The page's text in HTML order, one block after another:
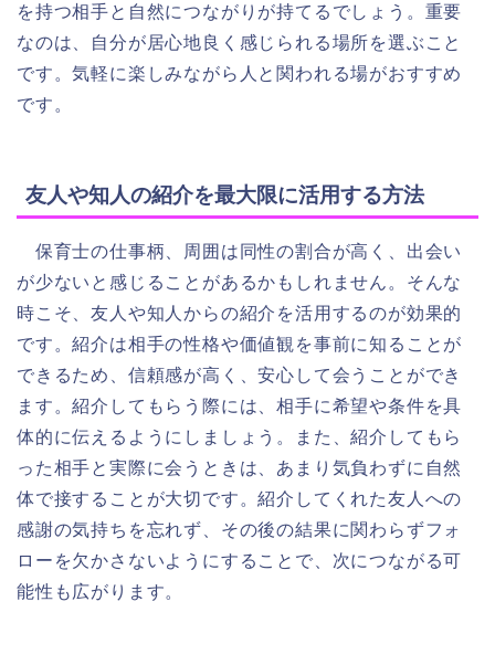
を持つ相手と自然につながりが持てるでしょう。重要
なのは、自分が居心地良く感じられる場所を選ぶこと
です。気軽に楽しみながら人と関われる場がおすすめ
です。
友人や知人の紹介を最大限に活用する方法
保育士の仕事柄、周囲は同性の割合が高く、出会い
が少ないと感じることがあるかもしれません。そんな
時こそ、友人や知人からの紹介を活用するのが効果的
です。紹介は相手の性格や価値観を事前に知ることが
できるため、信頼感が高く、安心して会うことができ
ます。紹介してもらう際には、相手に希望や条件を具
体的に伝えるようにしましょう。また、紹介してもら
った相手と実際に会うときは、あまり気負わずに自然
体で接することが大切です。紹介してくれた友人への
感謝の気持ちを忘れず、その後の結果に関わらずフォ
ローを欠かさないようにすることで、次につながる可
能性も広がります。